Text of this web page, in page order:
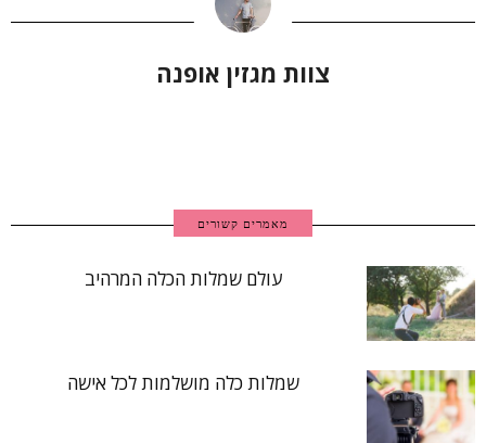
צוות מגזין אופנה
מאמרים קשורים
עולם שמלות הכלה המרהיב
שמלות כלה מושלמות לכל אישה